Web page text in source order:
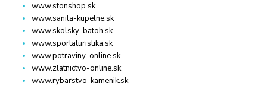
www.stonshop.sk
www.sanita-kupelne.sk
www.skolsky-batoh.sk
www.sportaturistika.sk
www.potraviny-online.sk
www.zlatnictvo-online.sk
www.rybarstvo-kamenik.sk